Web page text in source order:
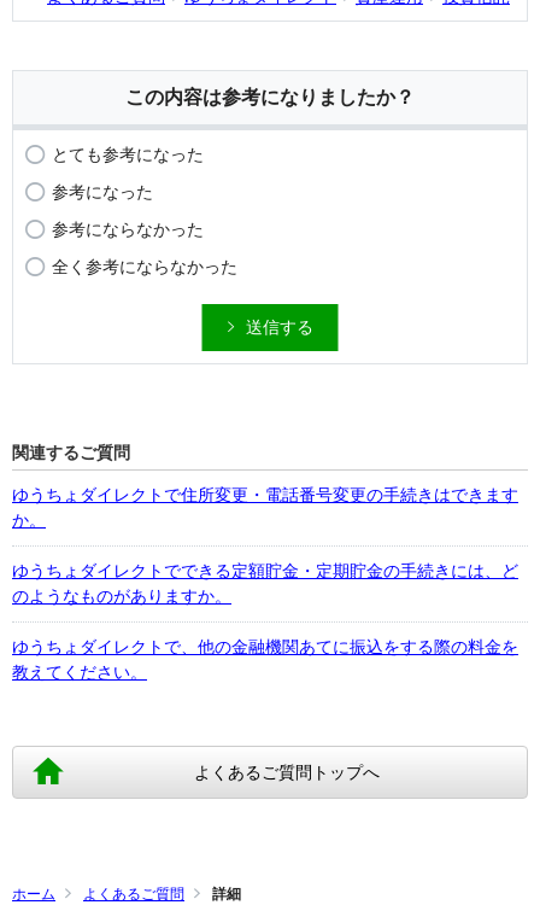
この内容は参考になりましたか？
とても参考になった
参考になった
参考にならなかった
全く参考にならなかった
送信する
関連するご質問
ゆうちょダイレクトで住所変更・電話番号変更の手続きはできます
か。
ゆうちょダイレクトでできる定額貯金・定期貯金の手続きには、ど
のようなものがありますか。
ゆうちょダイレクトで、他の金融機関あてに振込をする際の料金を
教えてください。
よくあるご質問トップへ
ホーム よくあるご質問 詳細